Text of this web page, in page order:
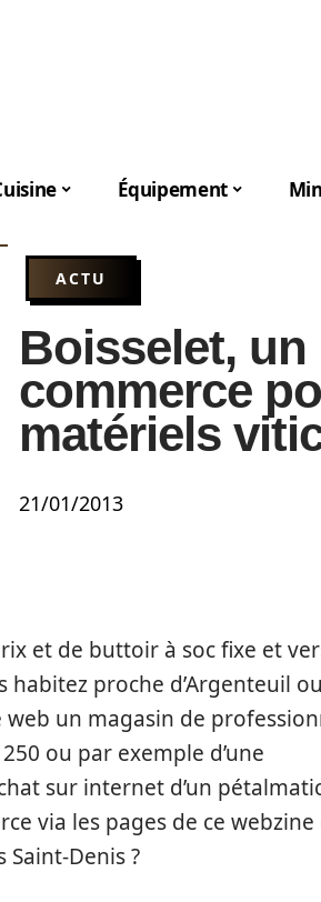
Équipement
ACTU
Boisselet, un
commerce
matériels
21/01/2013
et de buttoir à soc fixe et
habitez proche d’Argenteuil ou
un magasin de
ou par exemple d’une
sur internet d’un
via les pages de ce webzine
Denis ?